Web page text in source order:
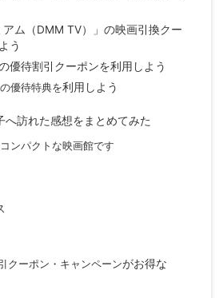
アム（DMM TV）」の映画引換クー
う
優待割引クーポンを利用しよう
の優待特典を利用しよう
へ訪れた感想をまとめてみた
ンパクトな映画館です
クーポン・キャンペーンがお得な